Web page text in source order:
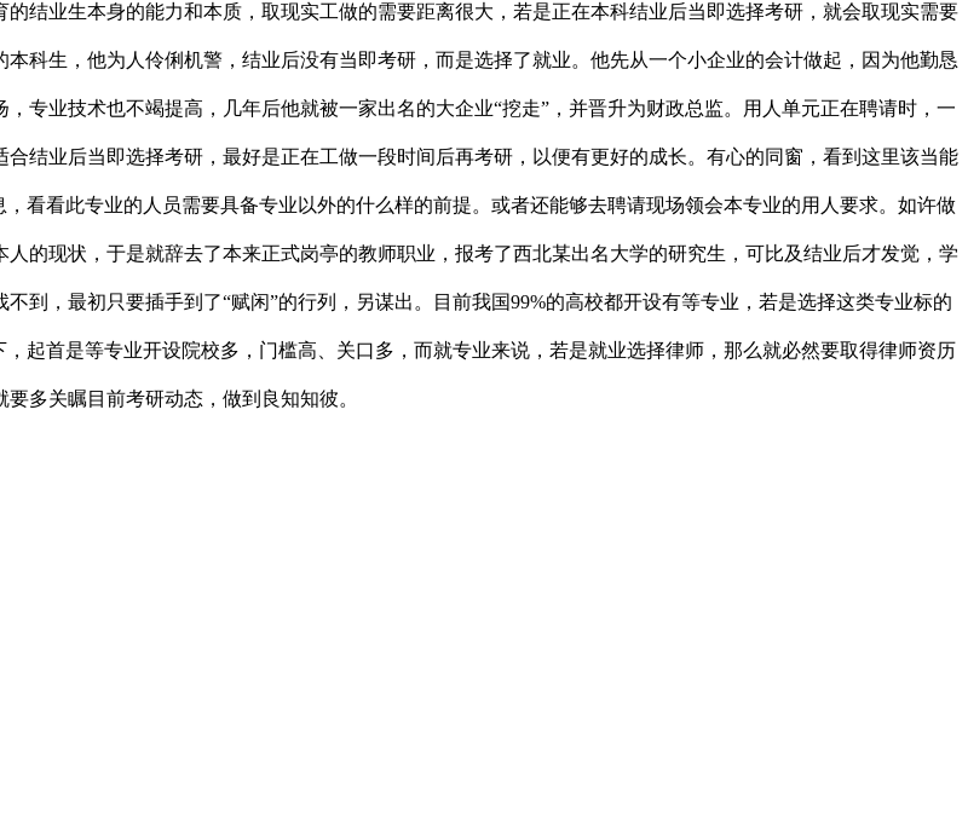
结业生本身的能力和本质，取现实工做的需要距离很大，若是正在本科结业后当即选择考研，就会取现实需要
科生，他为人伶俐机警，结业后没有当即考研，而是选择了就业。他先从一个小企业的会计做起，因为他勤恳
专业技术也不竭提高，几年后他就被一家出名的大企业“挖走”，并晋升为财政总监。用人单元正在聘请时，一
结业后当即选择考研，最好是正在工做一段时间后再考研，以便有更好的成长。有心的同窗，看到这里该当能
看看此专业的人员需要具备专业以外的什么样的前提。或者还能够去聘请现场领会本专业的用人要求。如许做
的现状，于是就辞去了本来正式岗亭的教师职业，报考了西北某出名大学的研究生，可比及结业后才发觉，学
到，最初只要插手到了“赋闲”的行列，另谋出。目前我国99%的高校都开设有等专业，若是选择这类专业标的
起首是等专业开设院校多，门槛高、关口多，而就专业来说，若是就业选择律师，那么就必然要取得律师资历
多关瞩目前考研动态，做到良知知彼。